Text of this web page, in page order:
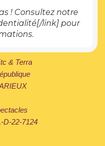
! Consultez notre
link] pour
& Terra
D-22-7124